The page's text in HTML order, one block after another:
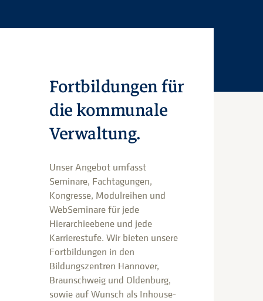
Fortbildungen für
die kommunale
Verwaltung.
Unser Angebot umfasst
Seminare, Fachtagungen,
Kongresse, Modulreihen und
WebSeminare für jede
Hierarchieebene und jede
Karrierestufe. Wir bieten unsere
Fortbildungen in den
Bildungszentren Hannover,
Braunschweig und Oldenburg,
sowie auf Wunsch als Inhouse-